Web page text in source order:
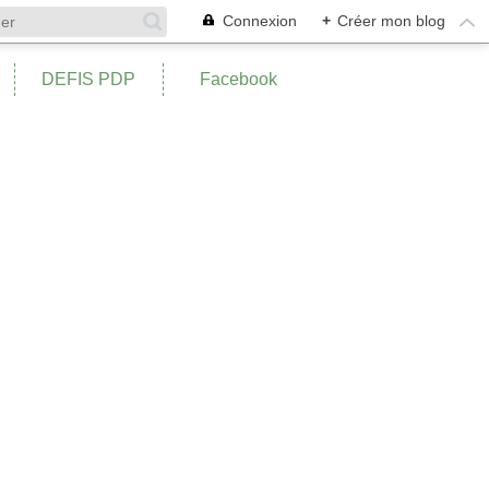
Connexion + Créer mon blog
DEFIS PDP Facebook